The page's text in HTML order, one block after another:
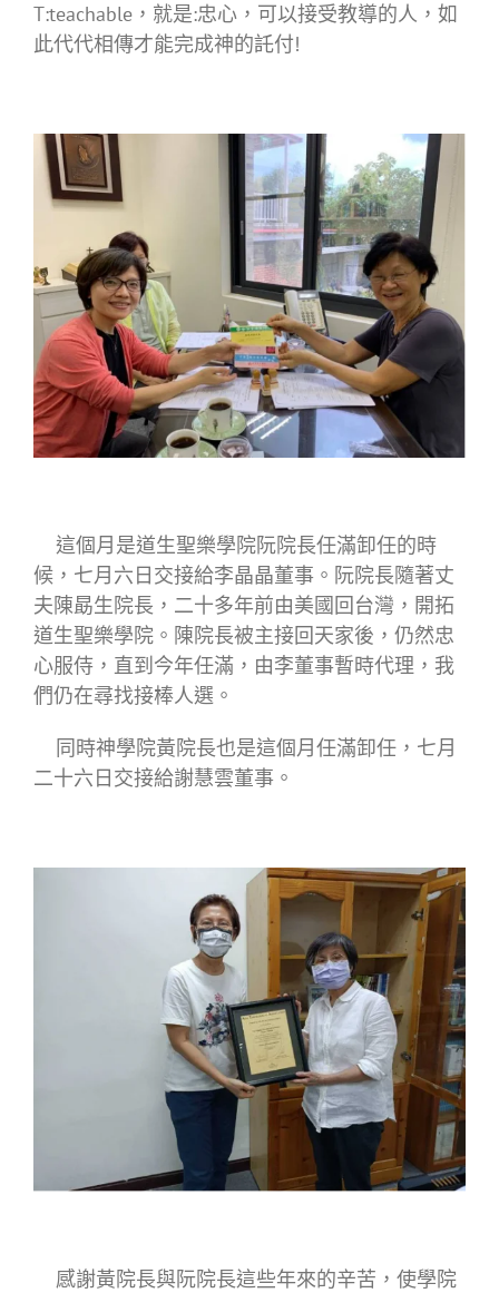
T:teachable，就是:忠心，可以接受教導的人，如
此代代相傳才能完成神的託付!
這個月是道生聖樂學院阮院長任滿卸任的時
候，七月六日交接給李晶晶董事。阮院長隨著丈
夫陳勗生院長，二十多年前由美國回台灣，開拓
道生聖樂學院。陳院長被主接回天家後，仍然忠
心服侍，直到今年任滿，由李董事暫時代理，我
們仍在尋找接棒人選。
同時神學院黃院長也是這個月任滿卸任，七月
二十六日交接給謝慧雲董事。
感謝黃院長與阮院長這些年來的辛苦，使學院